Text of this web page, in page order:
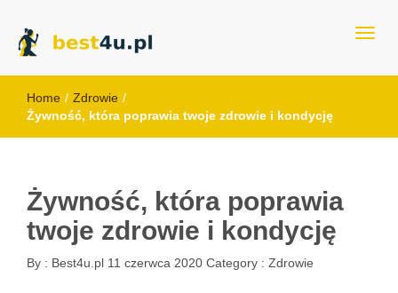
best4u.pl
Home / Zdrowie /
Żywność, która poprawia twoje zdrowie i kondycję
Żywność, która poprawia
twoje zdrowie i kondycję
By : Best4u.pl 11 czerwca 2020 Category : Zdrowie